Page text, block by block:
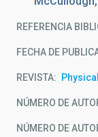
REFERENCIA
FECHA DE
REVISTA
NÚMERO DE
NÚMERO DE